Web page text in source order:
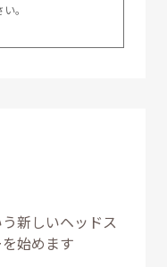
。
新しいヘッドス
始めます